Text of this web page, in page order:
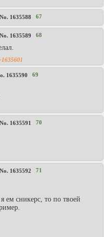
No. 1635588 67
No. 1635589 68
1635590 69
No. 1635591 70
No. 1635592 71
ем сникерс, то по твоей